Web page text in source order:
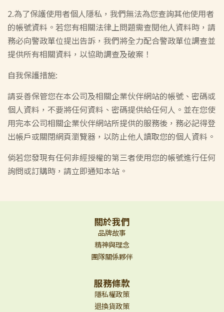
2.為了保護使用者個人隱私，我們無法為您查詢其他使用者
的帳號資料。若您有相關法律上問題需查閱他人資料時，請
務必向警政單位提出告訴，我們將全力配合警政單位調查並
提供所有相關資料，以協助調查及破案！
自我保護措施:
請妥善保管您在本公司及相關企業伙伴網站的帳號、密碼或
個人資料，不要將任何資料、密碼提供給任何人。並在您使
用完本公司相關企業伙伴網站所提供的服務後，務必記得登
出帳戶或關閉網頁瀏覽器，以防止他人讀取您的個人資料。
倘若您發現有任何非經授權的第三者使用您的帳號進行任何
詢問或訂購時，請立即通知本站。
關於我們
品牌故事
精神與理念
團隊關係夥伴
服務條款
隱私權政策
退換貨政策